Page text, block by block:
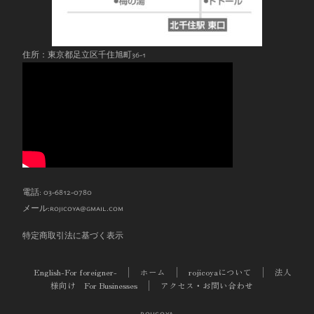
住所：東京都足立区千住旭町36-1
電話: 03-6812-0780
メール:rojicoya@gmail.com
特定商取引法に基づく表示
English-For foreigner- ホーム rojicoyaについて
法人
様向け For Businesses
アクセス・お問い合わせ